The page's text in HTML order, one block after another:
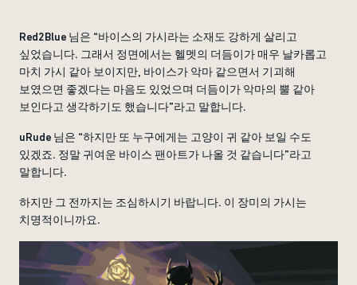
Red2Blue 님은 “바이스의 가시라는 소재도 강하게 살리고
싶었습니다. 그래서 정면에서는 헬멧의 더듬이가 매우 날카롭고
마치 가시 같아 보이지만, 바이스가 악마 같으면서 기괴해
보였으면 좋겠다는 마음도 있었으며 더듬이가 악마의 뿔 같아
보인다고 생각하기도 했습니다”라고 말합니다.
uRude 님은 “하지만 또 누구에게는 고양이 귀 같아 보일 수도
있겠죠. 정말 귀여운 바이스 팬아트가 나올 것 같습니다”라고
말합니다.
하지만 그 전까지는 조심하시기 바랍니다. 이 장미의 가시는
치명적이니까요.